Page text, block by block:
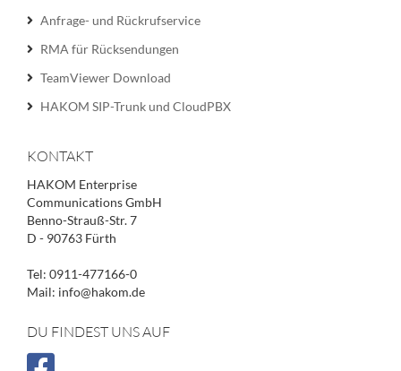
Anfrage- und Rückrufservice
RMA für Rücksendungen
TeamViewer Download
HAKOM SIP-Trunk und CloudPBX
KONTAKT
HAKOM Enterprise
Communications GmbH
Benno-Strauß-Str. 7
D - 90763 Fürth
Tel: 0911-477166-0
Mail: info@hakom.de
DU FINDEST UNS AUF